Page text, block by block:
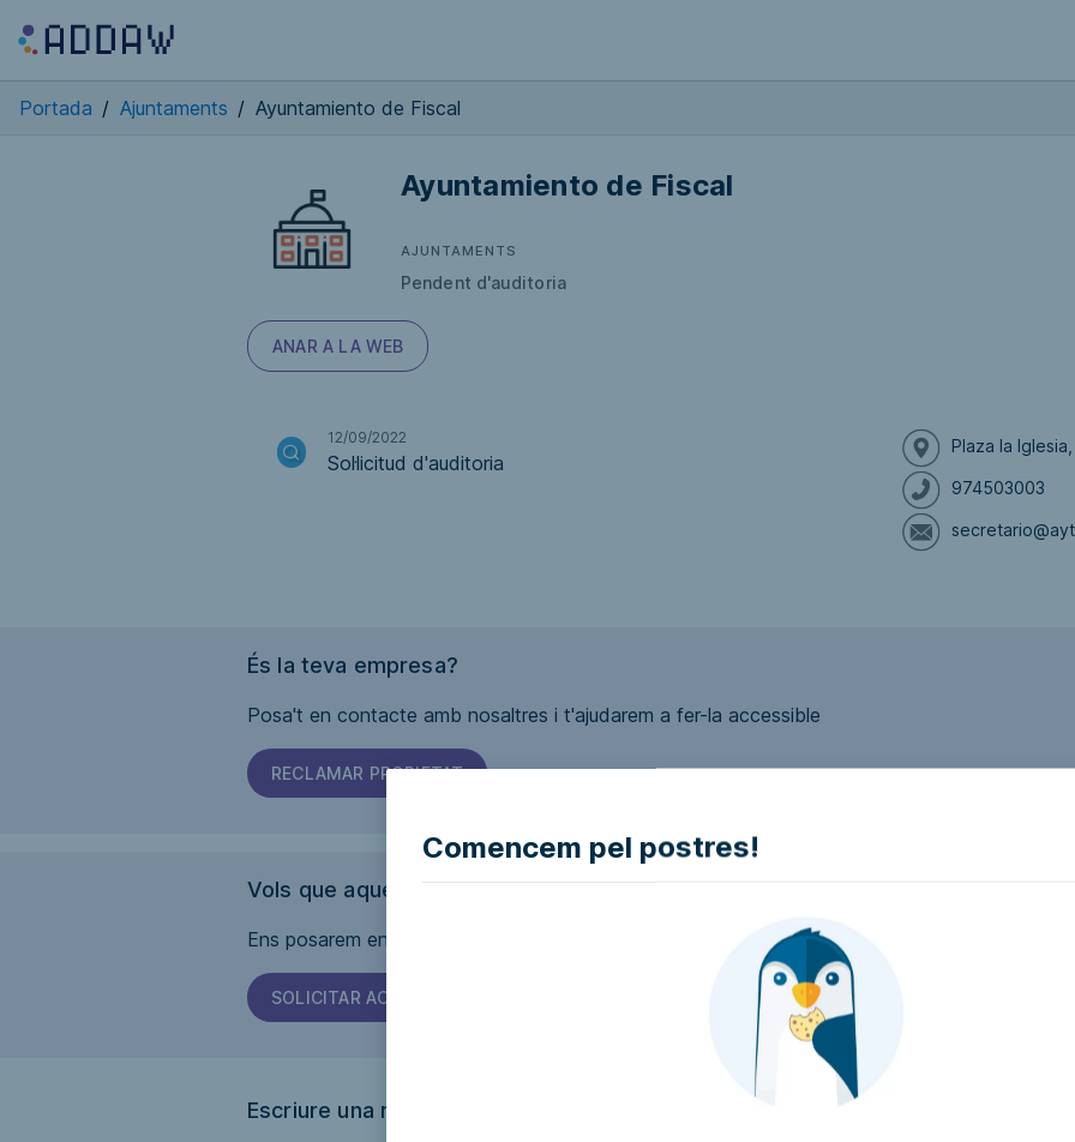
Comencem pel postres!
Portada / Ajuntaments / Ayuntamiento de Fiscal
Ayuntamiento de Fiscal
AJUNTAMENTS
Pendent d'auditoria
ANAR A LA WEB
12/09/2022
Sol·licitud d'auditoria
Plaza la
974503003
És la teva empresa?
Posa't en contacte amb nosaltres i t'ajudarem a fer-la accessible
RECLAMAR PROPIETAT
Vols que aquesta pàgina sigui accessible?
Ens posarem en contacte amb l'empresa i intentarem que la facin accessible..
SOLICITAR ACCESSIBILITAT
Escriure una ressenya